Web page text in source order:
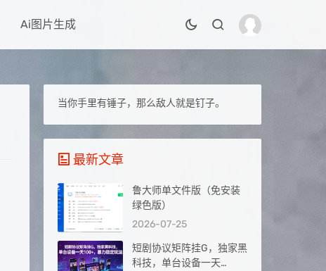
Ai图片生成
当你手里有锤子，那么敌人就是钉子。
最新文章
鲁大师单文件版（免安装
绿色版）
2026-07-25
短剧协议矩阵挂G，独家黑
科技，单台设备一天